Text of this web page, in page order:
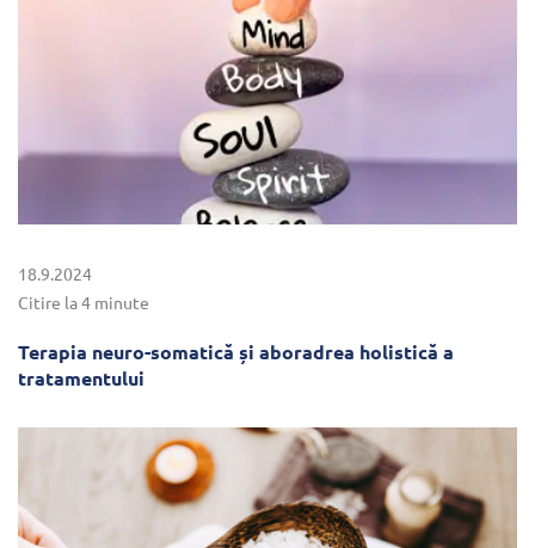
18.9.2024
Citire la 4 minute
Terapia neuro-somatică și aboradrea holistică a
tratamentului